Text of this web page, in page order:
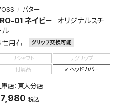
パター
01 ネイビー
オリジナルスチ
ル
性用右 グリップ交換可能
リシャフト
リグリップ
付属品
ヘッドカバー
店：東大分店
7,980 税込
、この条件に一致する商品
びお客様のアカウント内の
更できません。
、マイページの「保存検索条
し、条件を変更の上、保存し直
件は、マイページの「保存検
。